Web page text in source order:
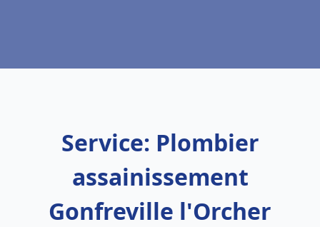
Service: Plombier
assainissement
Gonfreville l'Orcher